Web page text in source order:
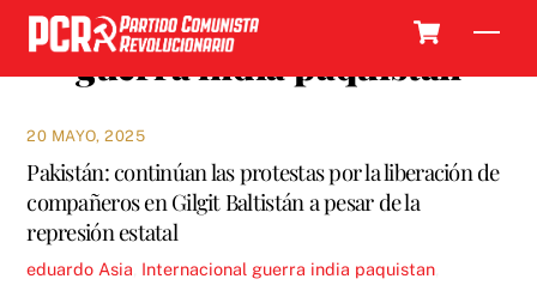
Skip
content guerra india paquistan
20 MAYO, 2025
Pakistán: continúan las protestas por la liberación de
compañeros en Gilgit Baltistán a pesar de la
represión estatal
eduardo Asia Internacional guerra india paquistan